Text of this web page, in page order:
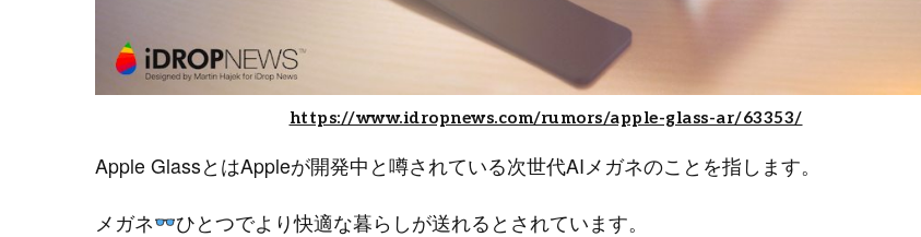
https://www.idropnews.com/rumors/apple-glass-ar/63353/
Apple GlassとはAppleが開発中と噂されている次世代AIメガネのことを指します。
メガネ ひとつでより快適な暮らしが送れるとされています。